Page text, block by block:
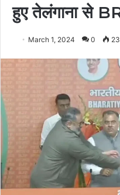
हुए तेलंगाना से
March 1, 2024 0